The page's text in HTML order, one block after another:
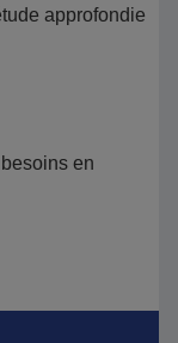
approfondie
en